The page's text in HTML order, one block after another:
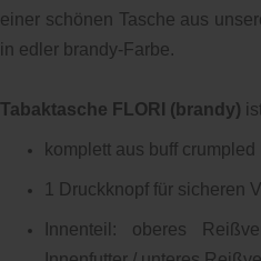
einer schönen Tasche aus
in edler brandy-Farbe.
Tabaktasche FLORI (brandy)
komplett aus buff crumpled
1 Druckknopf für sicheren
Innenteil: oberes